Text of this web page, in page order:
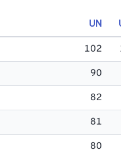
UN
102
90
82
81
80